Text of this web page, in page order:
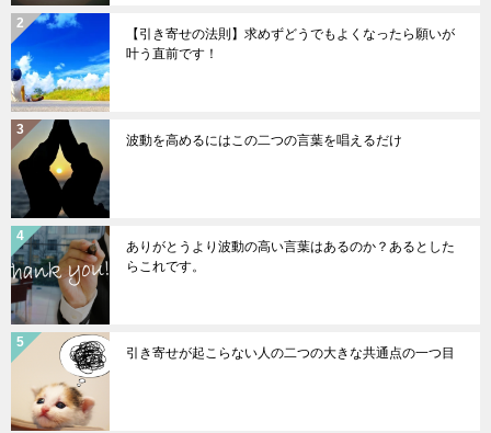
【引き寄せの法則】求めずどうでもよくなったら願いが
叶う直前です！
波動を高めるにはこの二つの言葉を唱えるだけ
ありがとうより波動の高い言葉はあるのか？あるとした
らこれです。
引き寄せが起こらない人の二つの大きな共通点の一つ目